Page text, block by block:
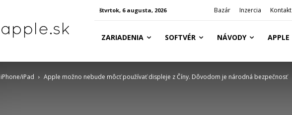
štvrtok, 6 augusta, 2026 Bazár Inzercia Kontakt
ZARIADENIA SOFTVÉR NÁVODY APPLE
iPhone/iPad Apple možno nebude môcť používať displeje z Číny. Dôvodom je národná bezpečnosť